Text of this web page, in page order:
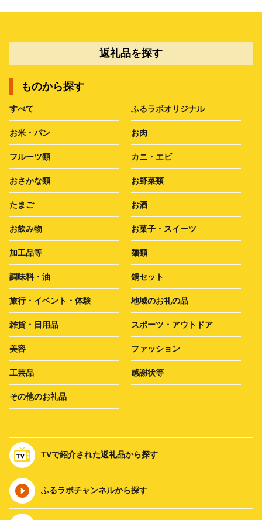
返礼品を探す
ものから探す
すべて ふるラボオリジナル
お米・パン お肉
フルーツ類 カニ・エビ
おさかな類 お野菜類
たまご お酒
お飲み物 お菓子・スイーツ
加工品等 麺類
調味料・油 鍋セット
旅行・イベント・体験 地域のお礼の品
雑貨・日用品 スポーツ・アウトドア
美容 ファッション
工芸品 感謝状等
その他のお礼品
TVで紹介された返礼品から探す
ふるラボチャンネルから探す